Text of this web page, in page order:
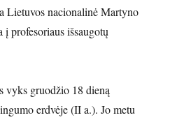
Lietuvos nacionalinė Martyno
profesoriaus išsaugotų
vyks gruodžio 18 dieną
erdvėje (II a.). Jo metu